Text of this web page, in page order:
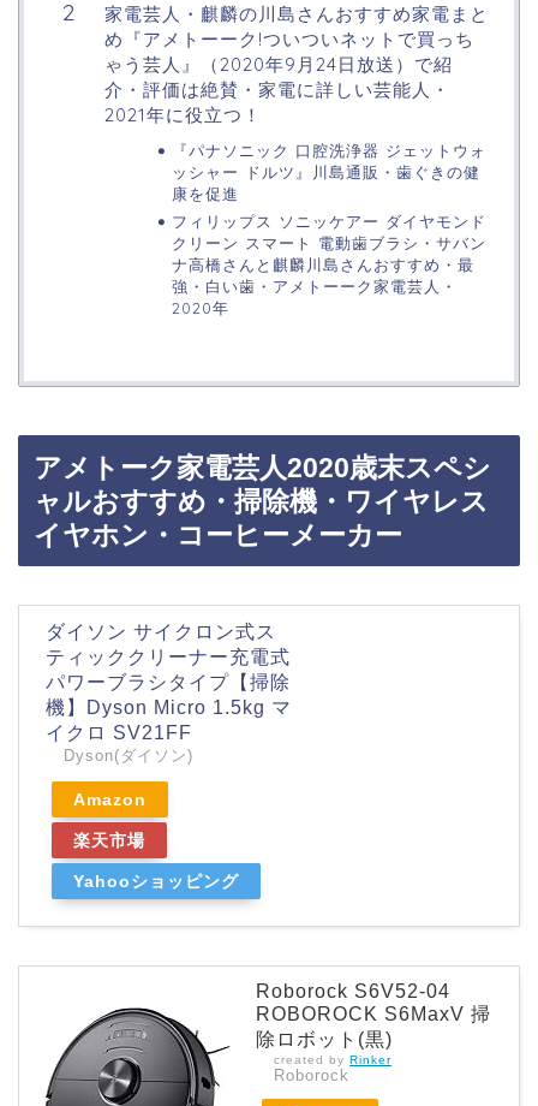
家電芸人・麒麟の川島さんおすすめ家電まと
め『アメトーーク!ついついネットで買っち
ゃう芸人』（2020年9月24日放送）で紹
介・評価は絶賛・家電に詳しい芸能人・
2021年に役立つ！
『パナソニック 口腔洗浄器 ジェットウォ
ッシャー ドルツ』川島通販・歯ぐきの健
康を促進
フィリップス ソニッケアー ダイヤモンド
クリーン スマート 電動歯ブラシ・サバン
ナ高橋さんと麒麟川島さんおすすめ・最
強・白い歯・アメトーーク家電芸人・
2020年
アメトーク家電芸人2020歳末スペシ
ャルおすすめ・掃除機・ワイヤレス
イヤホン・コーヒーメーカー
ダイソン サイクロン式ス
ティッククリーナー充電式
パワーブラシタイプ【掃除
機】Dyson Micro 1.5kg マ
イクロ SV21FF
Dyson(ダイソン)
Amazon
楽天市場
Yahooショッピング
Roborock S6V52-04
ROBOROCK S6MaxV 掃
除ロボット(黒)
created by Rinker
Roborock